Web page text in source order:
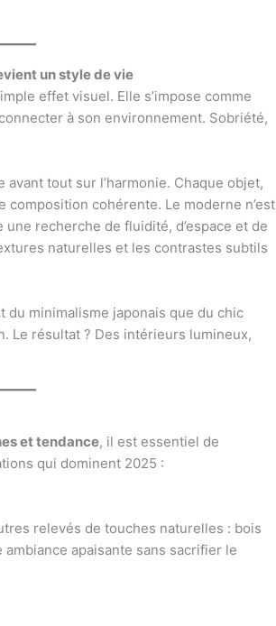
un style de vie
effet visuel. Elle s’impose comme
à son environnement. Sobriété,
avant tout sur l’harmonie. Chaque objet,
cohérente. Le moderne n’est
recherche de fluidité, d’espace et de
naturelles et les contrastes subtils
du minimalisme japonais que du chic
Le résultat ? Des intérieurs lumineux,
et tendance, il est essentiel de
qui dominent 2025 :
relevés de touches naturelles : bois
apaisante sans sacrifier le